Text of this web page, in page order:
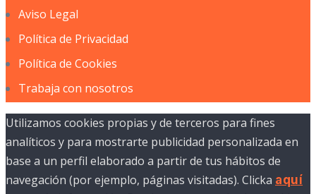
Aviso Legal
Política de Privacidad
Política de Cookies
Trabaja con nosotros
Utilizamos cookies propias y de terceros para fines
analíticos y para mostrarte publicidad personalizada en
base a un perfil elaborado a partir de tus hábitos de
navegación (por ejemplo, páginas visitadas). Clicka aquí